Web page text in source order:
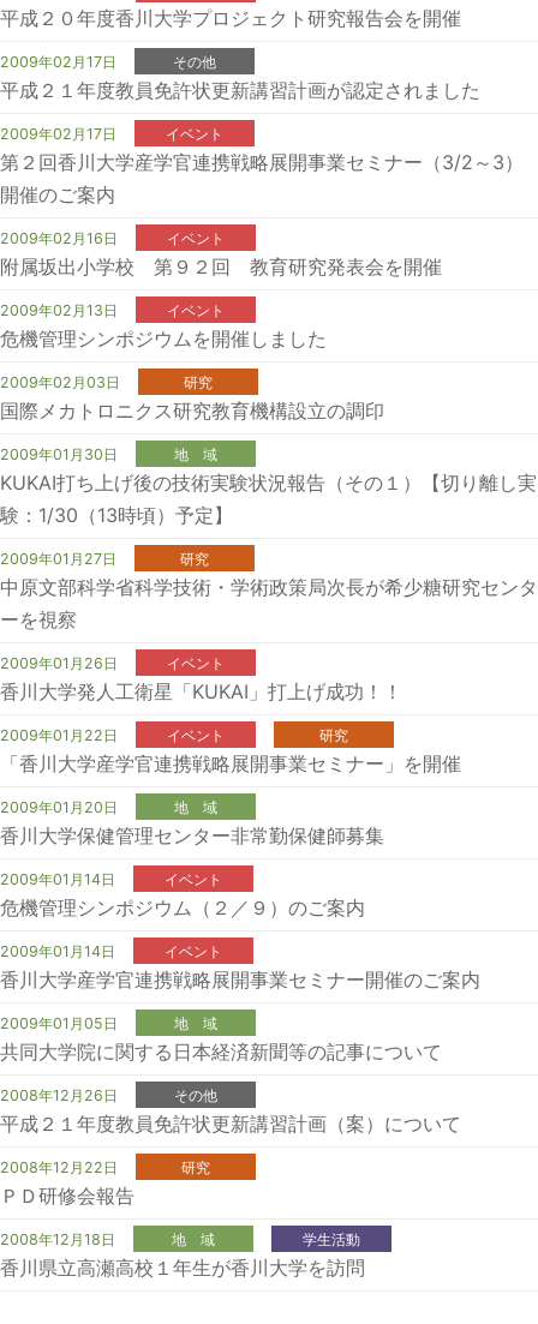
平成２０年度香川大学プロジェクト研究報告会を開催
2009年02月17日 その他
平成２１年度教員免許状更新講習計画が認定されました
2009年02月17日 イベント
第２回香川大学産学官連携戦略展開事業セミナー（3/2～3）
開催のご案内
2009年02月16日 イベント
附属坂出小学校 第９２回 教育研究発表会を開催
2009年02月13日 イベント
危機管理シンポジウムを開催しました
2009年02月03日 研究
国際メカトロニクス研究教育機構設立の調印
2009年01月30日 地 域
KUKAI打ち上げ後の技術実験状況報告（その１）【切り離し実
験：1/30（13時頃）予定】
2009年01月27日 研究
中原文部科学省科学技術・学術政策局次長が希少糖研究センタ
ーを視察
2009年01月26日 イベント
香川大学発人工衛星「KUKAI」打上げ成功！！
2009年01月22日 イベント 研究
「香川大学産学官連携戦略展開事業セミナー」を開催
2009年01月20日 地 域
香川大学保健管理センター非常勤保健師募集
2009年01月14日 イベント
危機管理シンポジウム（２／９）のご案内
2009年01月14日 イベント
香川大学産学官連携戦略展開事業セミナー開催のご案内
2009年01月05日 地 域
共同大学院に関する日本経済新聞等の記事について
2008年12月26日 その他
平成２１年度教員免許状更新講習計画（案）について
2008年12月22日 研究
ＰＤ研修会報告
2008年12月18日 地 域 学生活動
香川県立高瀬高校１年生が香川大学を訪問